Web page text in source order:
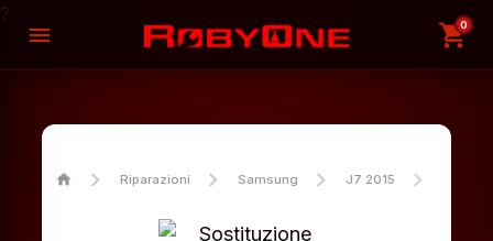
menu shopping_cart
0
home Riparazioni Samsung J7 2015